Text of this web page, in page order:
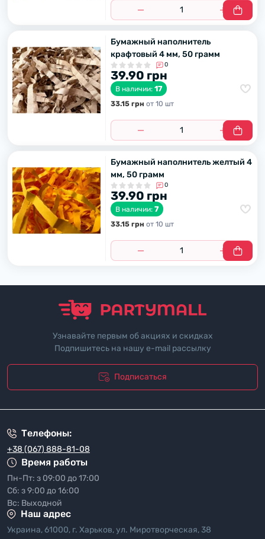
Бумажный наполнитель
крафтовый 4 мм, 50 грамм
0
39.90 грн
В наличии: 17
33.15 грн от 10 шт
Бумажный наполнитель желтый 4
мм, 50 грамм
0
39.90 грн
В наличии: 7
33.15 грн от 10 шт
Узнавайте первым об акциях и скидках
Подпишитесь на нашу e-mail рассылку
Подписаться
Телефоны:
+38 (067) 888-81-08
Время работы
Пн-Пт: з 09:00 до 17:00
Сб: з 9:00 до 16:00
Вс: Выходной
Наш адрес
Украина, 61000, г. Харьков, ул. Миротворческая, 38